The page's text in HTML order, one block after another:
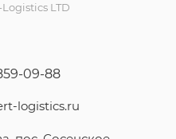
LTD
09-88
logistics.ru